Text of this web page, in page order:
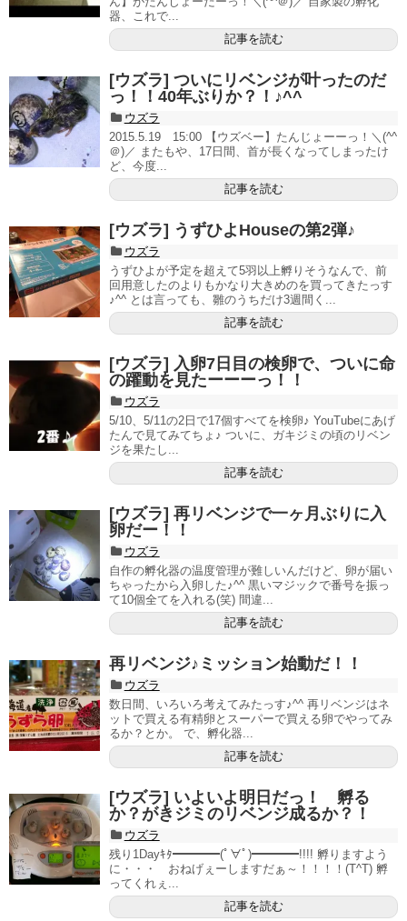
器、これで...
記事を読む
[ウズラ] ついにリベンジが叶ったのだ
っ！！40年ぶりか？！♪^^
ウズラ
2015.5.19 15:00 【ウズベー】たんじょーーっ！＼(^^
＠)／ またもや、17日間、首が長くなってしまったけ
ど、今度...
記事を読む
[ウズラ] うずひよHouseの第2弾♪
ウズラ
うずひよが予定を超えて5羽以上孵りそうなんで、前
回用意したのよりもかなり大きめのを買ってきたっす
♪^^ とは言っても、雛のうちだけ3週間く...
記事を読む
[ウズラ] 入卵7日目の検卵で、ついに命
の躍動を見たーーーっ！！
ウズラ
5/10、5/11の2日で17個すべてを検卵♪ YouTubeにあげ
たんで見てみてちょ♪ ついに、ガキジミの頃のリベン
ジを果たし...
記事を読む
[ウズラ] 再リベンジで一ヶ月ぶりに入
卵だー！！
ウズラ
自作の孵化器の温度管理が難しいんだけど、卵が届い
ちゃったから入卵した♪^^ 黒いマジックで番号を振っ
て10個全てを入れる(笑) 間違...
記事を読む
再リベンジ♪ミッション始動だ！！
ウズラ
数日間、いろいろ考えてみたっす♪^^ 再リベンジはネ
ットで買える有精卵とスーパーで買える卵でやってみ
るか？とか。 で、孵化器...
記事を読む
[ウズラ] いよいよ明日だっ！ 孵る
か？がきジミのリベンジ成るか？！
ウズラ
残り1Dayｷﾀ━━━━(ﾟ∀ﾟ)━━━━!!!! 孵りますよう
に・・・ おねげぇーしますだぁ～！！！！(T^T) 孵
ってくれぇ...
記事を読む